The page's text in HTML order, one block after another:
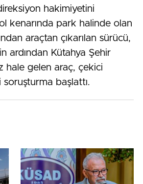
hakimiyetini
kenarında park halinde olan
araçtan çıkarılan sürücü,
ardından Kütahya Şehir
hale gelen araç, çekici
soruşturma başlattı.